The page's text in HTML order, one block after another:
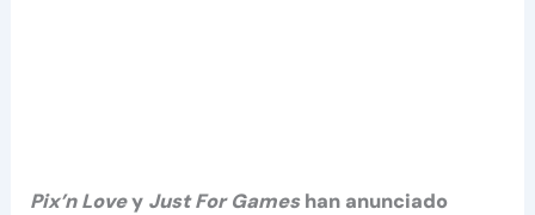
Pix’n Lovey Just For Gameshan anunciado